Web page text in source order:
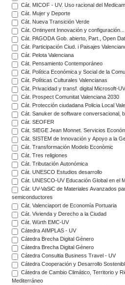
Cát. MICOF - UV. Uso racional del
Cát. Mujer y Deporte
Cát. Nueva Transición Verde
Cát. Ontinyent Innovación y configuración...
Cát. PAGODA Gob. abierto, Part., Open
Cát. Participación Ciud. i Paisajes
Cát. Pelota Valenciana
Cát. Pensamiento Contemporáneo
Cát. Política Económica y Social de la
Cát. Políticas Culturales Valencianas
Càt. Privacidad y transf. digital Microsoft-UV
Cát. Prospect Comunitat Valenciana 2030
Cát. Protección ciudadana Policia Local
Cát. Sanuker de software conversacional,
Cát. SEOFER
Cát. SIEGE Jean Monnet. Servicios
Cát. SISTEM de Innovación y Apoyo a la
Cát. Transformación Modelo Econòmic
Cát. Tres religiones
Cát. Tributación Autonómica
Cát. UNESCO Estudios desarrollo
Cát. UNESCO-UV Educación Global en el
Cát. UV-VaSiC de Materiales Avanzados
semiconductores
Cát. Valenciaport de Economía Portuaria
Cát. Vivienda y Derecho a la Ciudad
Cát. Würth EMC-UV
Cátedra AIMPLAS - UV
Cátedra Brecha Digital Género
Cátedra Brecha Digital Género
Cátedra Consultia Business Travel - UV
Cátedra Cooperación y Desarrollo
Cátedra de Cambio Climático, Territorio y
Mediterráneo